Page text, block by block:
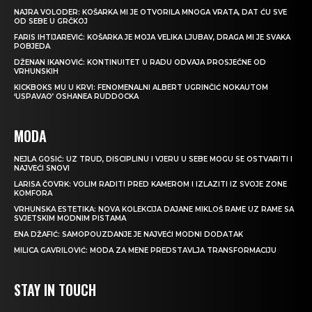
NAJRA VOLODER: KOŠARKA MI JE OTVORILA MNOGA VRATA, DAT ĆU SVE
OD SEBE U GRČKOJ
FARIS IHTIJAREVIĆ: KOŠARKA JE MOJA VELIKA LJUBAV, DRAGA MI JE SVAKA
POBJEDA
DŽENAN IKANOVIĆ: KONTINUITET U RADU ODVAJA PROSJEČNE OD
VRHUNSKIH
KICKBOKS MU U KRVI: FENOMENALNI ALBERT UGRINČIĆ NOKAUTOM
‘USPAVAO’ OSHANEA RUDDOCKA
MODA
NEJLA GOSIĆ: UZ TRUD, DISCIPLINU I VJERU U SEBE MOGU SE OSTVARITI I
NAJVEĆI SNOVI
LARISA ČOVRK: VOLIM RADITI PRED KAMEROM I IZLAZITI IZ SVOJE ZONE
KOMFORA
VRHUNSKA ESTETIKA: NOVA KOLEKCIJA DAJANE MIKLOŠ RAME UZ RAME SA
SVJETSKIM MODNIM PISTAMA
ENA DŽAFIĆ: SAMOPOUZDANJE JE NAJVEĆI MODNI DODATAK
MILICA GAVRILOVIĆ: MODA ZA MENE PREDSTAVLJA TRANSFORMACIJU
STAY IN TOUCH